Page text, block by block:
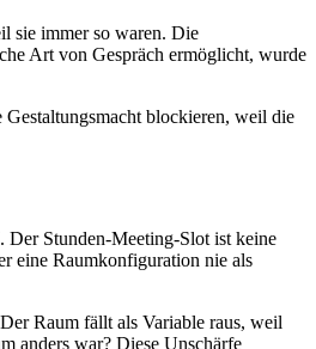
sie immer so waren. Die
Art von Gespräch ermöglicht, wurde
blockieren, weil die
Der Stunden-Meeting-Slot ist keine
eine Raumkonfiguration nie als
Raum fällt als Variable raus, weil
anders war? Diese Unschärfe